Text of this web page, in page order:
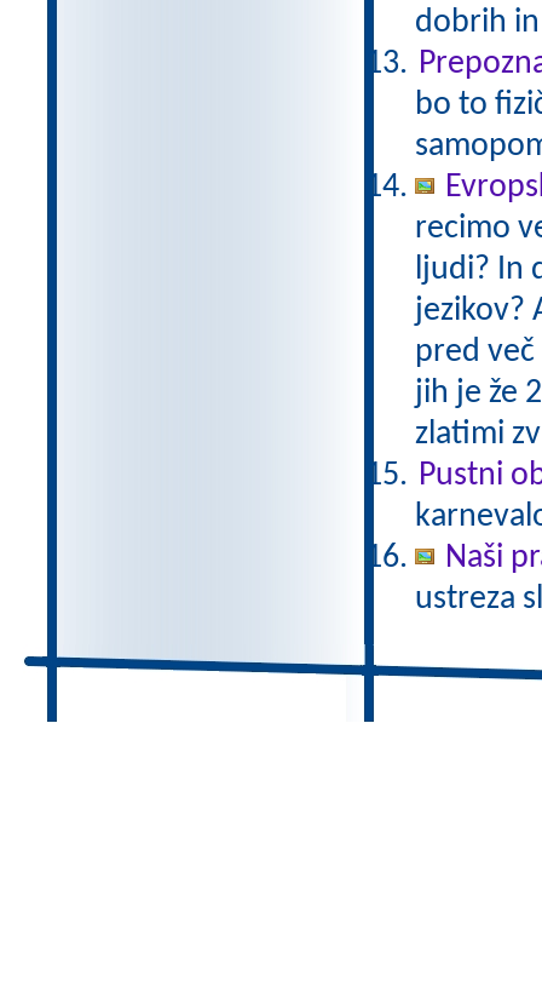
dobrih
bo to
recimo
ljudi? In
jezikov?
pred
jih je že
zlatimi
Pustni
Naši
ustreza